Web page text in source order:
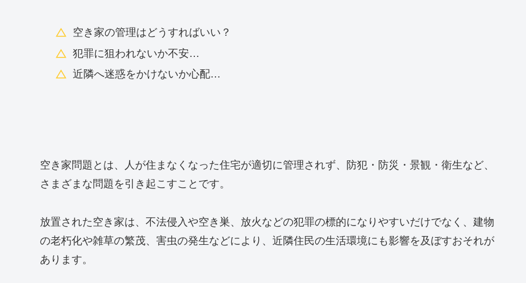
空き家の管理はどうすればいい？
犯罪に狙われないか不安…
近隣へ迷惑をかけないか心配…
空き家問題とは、人が住まなくなった住宅が適切に管理されず、防犯・防災・景観・衛生など、
さまざまな問題を引き起こすことです。
放置された空き家は、不法侵入や空き巣、放火などの犯罪の標的になりやすいだけでなく、建物
の老朽化や雑草の繁茂、害虫の発生などにより、近隣住民の生活環境にも影響を及ぼすおそれが
あります。